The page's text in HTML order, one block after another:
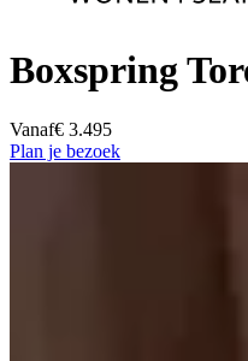
Boxspring
Vanaf€ 3.495
Plan je bezoek